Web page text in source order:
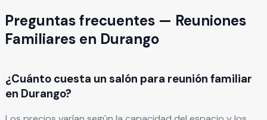
Preguntas frecuentes — Reuniones
Familiares en Durango
¿Cuánto cuesta un salón para reunión familiar
en Durango?